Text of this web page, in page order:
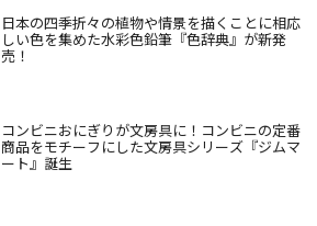
日本の四季折々の植物や情景を描くことに相応
しい色を集めた水彩色鉛筆『色辞典』が新発
売！
コンビニおにぎりが文房具に！コンビニの定番
商品をモチーフにした文房具シリーズ『ジムマ
ート』誕生